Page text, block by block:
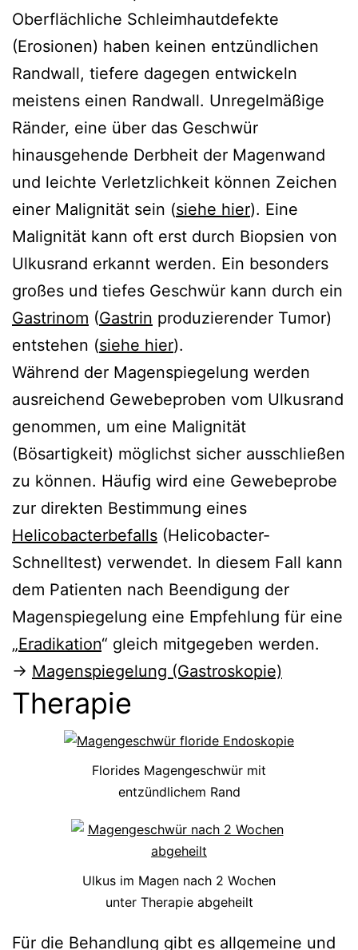
Oberflächliche Schleimhautdefekte
(Erosionen) haben keinen entzündlichen
Randwall, tiefere dagegen entwickeln
meistens einen Randwall. Unregelmäßige
Ränder, eine über das Geschwür
hinausgehende Derbheit der Magenwand
und leichte Verletzlichkeit können Zeichen
einer Malignität sein (siehe hier). Eine
Malignität kann oft erst durch Biopsien von
Ulkusrand erkannt werden. Ein besonders
großes und tiefes Geschwür kann durch ein
Gastrinom (Gastrin produzierender Tumor)
entstehen (siehe hier).
Während der Magenspiegelung werden
ausreichend Gewebeproben vom Ulkusrand
genommen, um eine Malignität
(Bösartigkeit) möglichst sicher ausschließen
zu können. Häufig wird eine Gewebeprobe
zur direkten Bestimmung eines
Helicobacterbefalls (Helicobacter-
Schnelltest) verwendet. In diesem Fall kann
dem Patienten nach Beendigung der
Magenspiegelung eine Empfehlung für eine
„Eradikation“ gleich mitgegeben werden.
→ Magenspiegelung (Gastroskopie)
Therapie
Florides Magengeschwür mit
entzündlichem Rand
Ulkus im Magen nach 2 Wochen
unter Therapie abgeheilt
Für die Behandlung gibt es allgemeine und